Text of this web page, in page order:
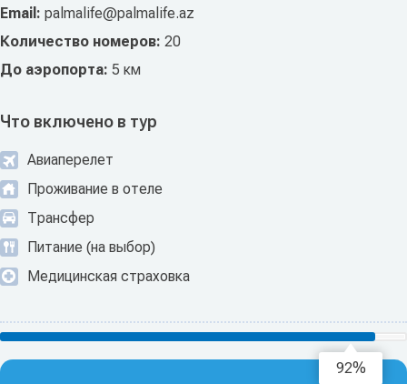
Email: palmalife@palmalife.az
Количество номеров: 20
До аэропорта: 5 км
Что включено в тур
Авиаперелет
Проживание в отеле
Трансфер
Питание (на выбор)
Медицинская страховка
94%